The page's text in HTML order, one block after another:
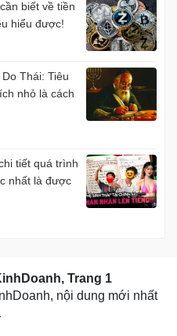
biết về tiền
hiểu được!
Thái: Tiêu
nhỏ là cách
tiết quá trình
nhất là được
Trang 1
nội dung mới nhất